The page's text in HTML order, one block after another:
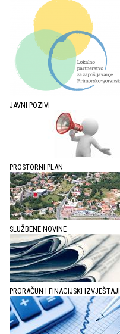
JAVNI POZIVI
PROSTORNI PLAN
SLUŽBENE NOVINE
PRORAČUN I FINACIJSKI IZVJEŠTAJI